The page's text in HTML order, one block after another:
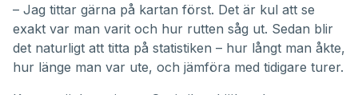
– Jag tittar gärna på kartan först. Det är kul att se
exakt var man varit och hur rutten såg ut. Sedan blir
det naturligt att titta på statistiken – hur långt man åkte,
hur länge man var ute, och jämföra med tidigare turer.